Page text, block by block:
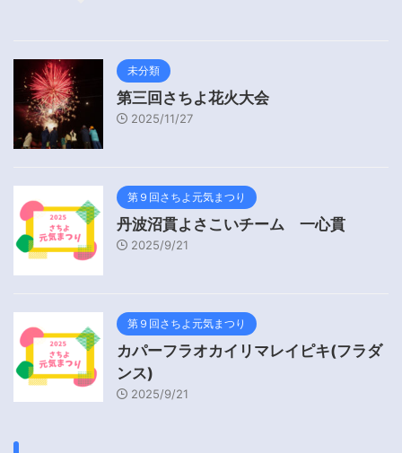
未分類
第三回さちよ花火大会
2025/11/27
第９回さちよ元気まつり
丹波沼貫よさこいチーム 一心貫
2025/9/21
第９回さちよ元気まつり
カパーフラオカイリマレイピキ(フラダ
ンス)
2025/9/21